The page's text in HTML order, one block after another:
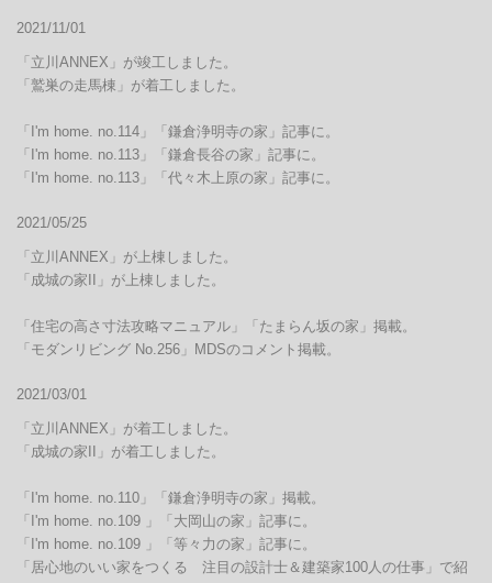
2021/11/01
「立川ANNEX」が竣工しました。
「鷲巣の走馬棟」が着工しました。
「I'm home. no.114」「鎌倉浄明寺の家」記事に。
「I'm home. no.113」「鎌倉長谷の家」記事に。
「I'm home. no.113」「代々木上原の家」記事に。
2021/05/25
「立川ANNEX」が上棟しました。
「成城の家II」が上棟しました。
「住宅の高さ寸法攻略マニュアル」「たまらん坂の家」掲載。
「モダンリビング No.256」MDSのコメント掲載。
2021/03/01
「立川ANNEX」が着工しました。
「成城の家II」が着工しました。
「I'm home. no.110」「鎌倉浄明寺の家」掲載。
「I'm home. no.109 」「大岡山の家」記事に。
「I'm home. no.109 」「等々力の家」記事に。
「居心地のいい家をつくる　注目の設計士＆建築家100人の仕事」で紹